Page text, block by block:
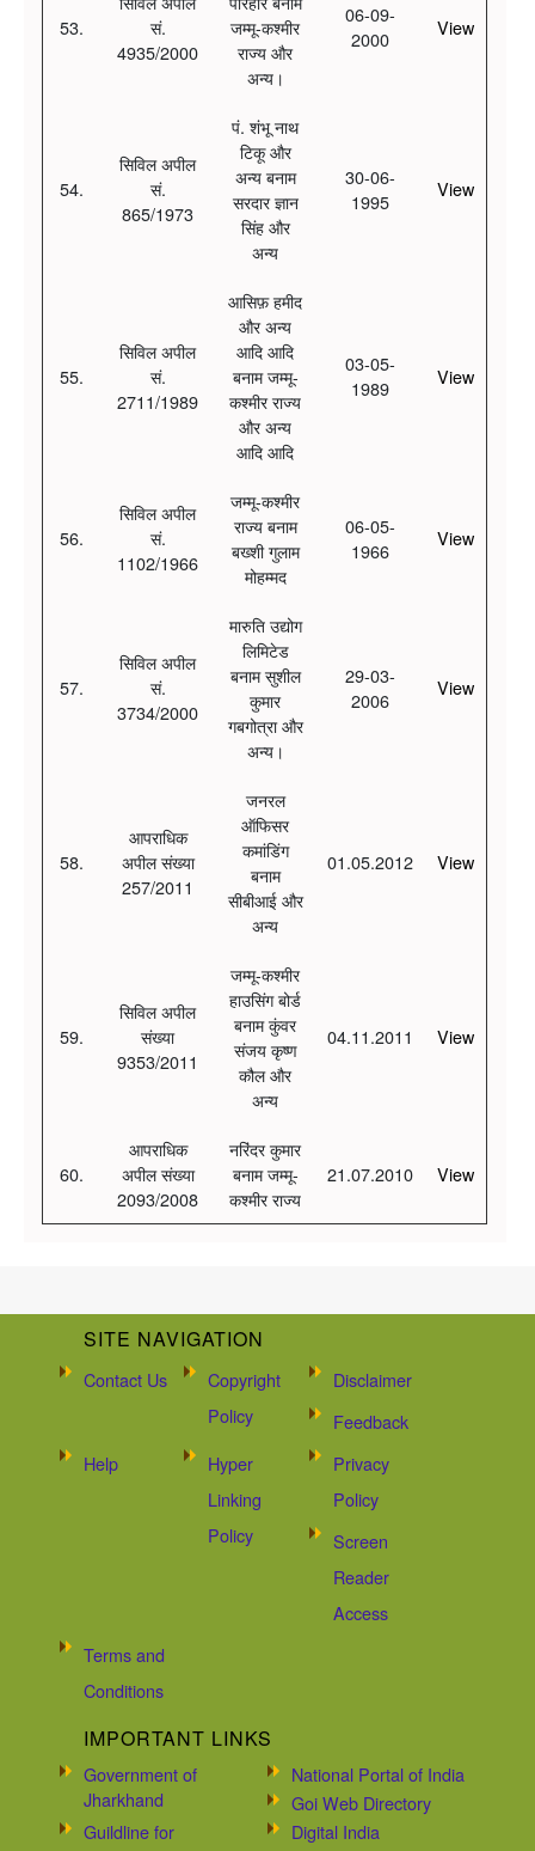
53.
सं.
4935/2000
जम्मू-कश्मीर
राज्य और
अन्य।
06-09-
2000
View
54.
सिविल अपील
सं.
865/1973
पं. शंभू नाथ
टिकू और
अन्य बनाम
सरदार ज्ञान
सिंह और
अन्य
30-06-
1995
View
55.
सिविल अपील
सं.
2711/1989
आसिफ़ हमीद
और अन्य
आदि आदि
बनाम जम्मू-
कश्मीर राज्य
और अन्य
आदि आदि
03-05-
1989
View
56.
सिविल अपील
सं.
1102/1966
जम्मू-कश्मीर
राज्य बनाम
बख्शी गुलाम
मोहम्मद
06-05-
1966
View
57.
सिविल अपील
सं.
3734/2000
मारुति उद्योग
लिमिटेड
बनाम सुशील
कुमार
गबगोत्रा और
अन्य।
29-03-
2006
View
58.
आपराधिक
अपील संख्या
257/2011
जनरल
ऑफिसर
कमांडिंग
बनाम
सीबीआई और
अन्य
01.05.2012 View
59.
सिविल अपील
संख्या
9353/2011
जम्मू-कश्मीर
हाउसिंग बोर्ड
बनाम कुंवर
संजय कृष्ण
कौल और
अन्य
04.11.2011 View
60.
आपराधिक
अपील संख्या
2093/2008
नरिंदर कुमार
बनाम जम्मू-
कश्मीर राज्य
21.07.2010 View
SITE NAVIGATION
Contact Us
Copyright
Policy
Disclaimer
Feedback
Help
Hyper
Linking
Policy
Privacy
Policy
Screen
Reader
Access
Terms and
Conditions
IMPORTANT LINKS
Government of
Jharkhand
National Portal of India
Goi Web Directory
Guildline for
Digital India